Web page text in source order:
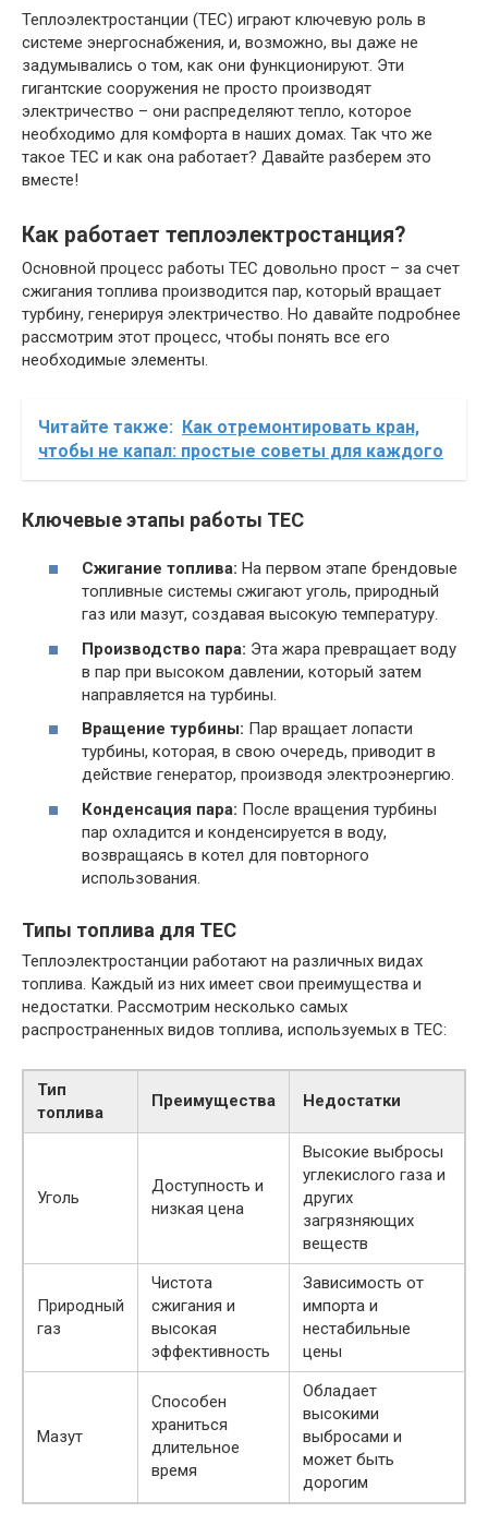
Теплоэлектростанции (ТЕС) играют ключевую роль в
системе энергоснабжения, и, возможно, вы даже не
задумывались о том, как они функционируют. Эти
гигантские сооружения не просто производят
электричество – они распределяют тепло, которое
необходимо для комфорта в наших домах. Так что же
такое ТЕС и как она работает? Давайте разберем это
вместе!
Как работает теплоэлектростанция?
Основной процесс работы ТЕС довольно прост – за счет
сжигания топлива производится пар, который вращает
турбину, генерируя электричество. Но давайте подробнее
рассмотрим этот процесс, чтобы понять все его
необходимые элементы.
Читайте также: Как отремонтировать кран,
чтобы не капал: простые советы для каждого
Ключевые этапы работы ТЕС
Сжигание топлива: На первом этапе брендовые
топливные системы сжигают уголь, природный
газ или мазут, создавая высокую температуру.
Производство пара: Эта жара превращает воду
в пар при высоком давлении, который затем
направляется на турбины.
Вращение турбины: Пар вращает лопасти
турбины, которая, в свою очередь, приводит в
действие генератор, производя электроэнергию.
Конденсация пара: После вращения турбины
пар охладится и конденсируется в воду,
возвращаясь в котел для повторного
использования.
Типы топлива для ТЕС
Теплоэлектростанции работают на различных видах
топлива. Каждый из них имеет свои преимущества и
недостатки. Рассмотрим несколько самых
распространенных видов топлива, используемых в ТЕС:
Тип
топлива
Преимущества Недостатки
Уголь
Доступность и
низкая цена
Высокие выбросы
углекислого газа и
других
загрязняющих
веществ
Природный
газ
Чистота
сжигания и
высокая
эффективность
Зависимость от
импорта и
нестабильные
цены
Мазут
Способен
храниться
длительное
время
Обладает
высокими
выбросами и
может быть
дорогим